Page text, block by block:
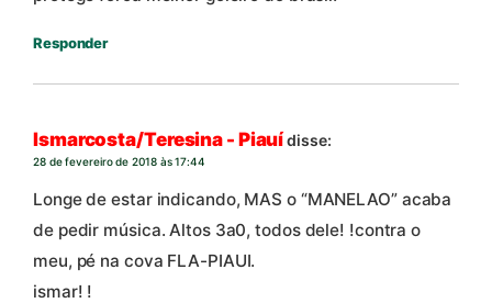
Responder
Ismarcosta/Teresina - Piauídisse:
28 de fevereiro de 2018 às 17:44
Longe de estar indicando, MAS o “MANELAO” acaba
de pedir música. Altos 3a0, todos dele! !contra o
meu, pé na cova FLA-PIAUI.
ismar! !